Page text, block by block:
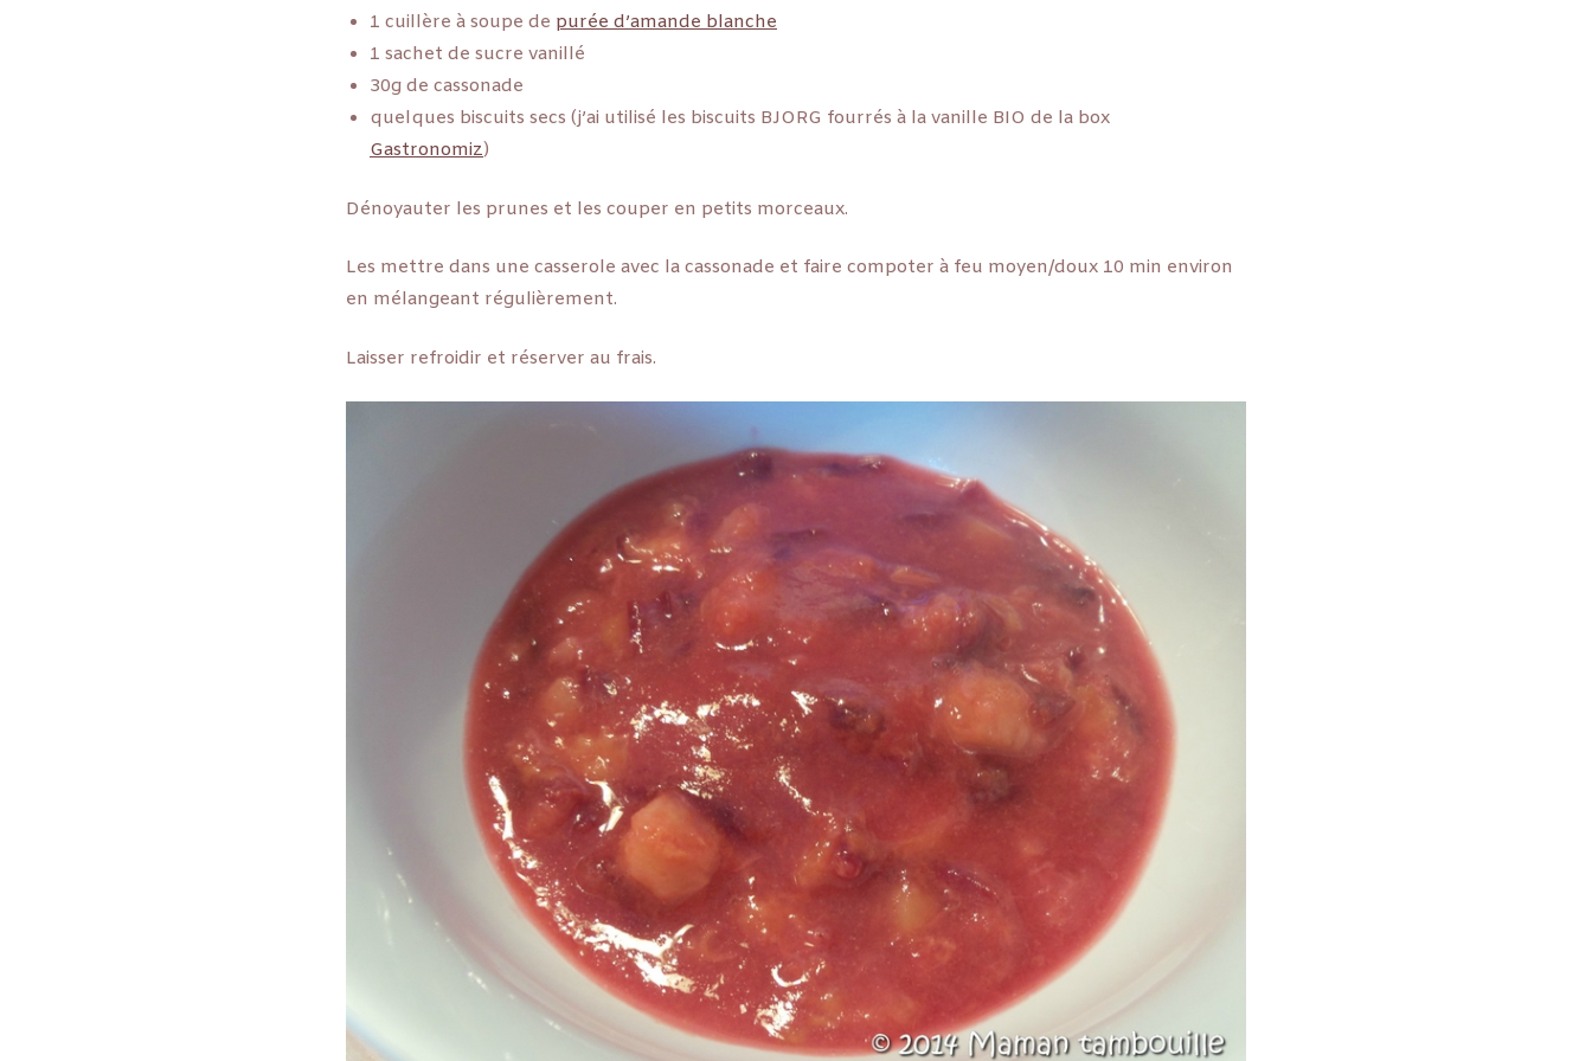
1 cuillère à soupe de purée d’amande blanche
1 sachet de sucre vanillé
30g de cassonade
quelques biscuits secs (j’ai utilisé les biscuits BJORG fourrés à la vanille BIO de la box
Gastronomiz)
Dénoyauter les prunes et les couper en petits morceaux.
Les mettre dans une casserole avec la cassonade et faire compoter à feu moyen/doux 10 min environ
en mélangeant régulièrement.
Laisser refroidir et réserver au frais.